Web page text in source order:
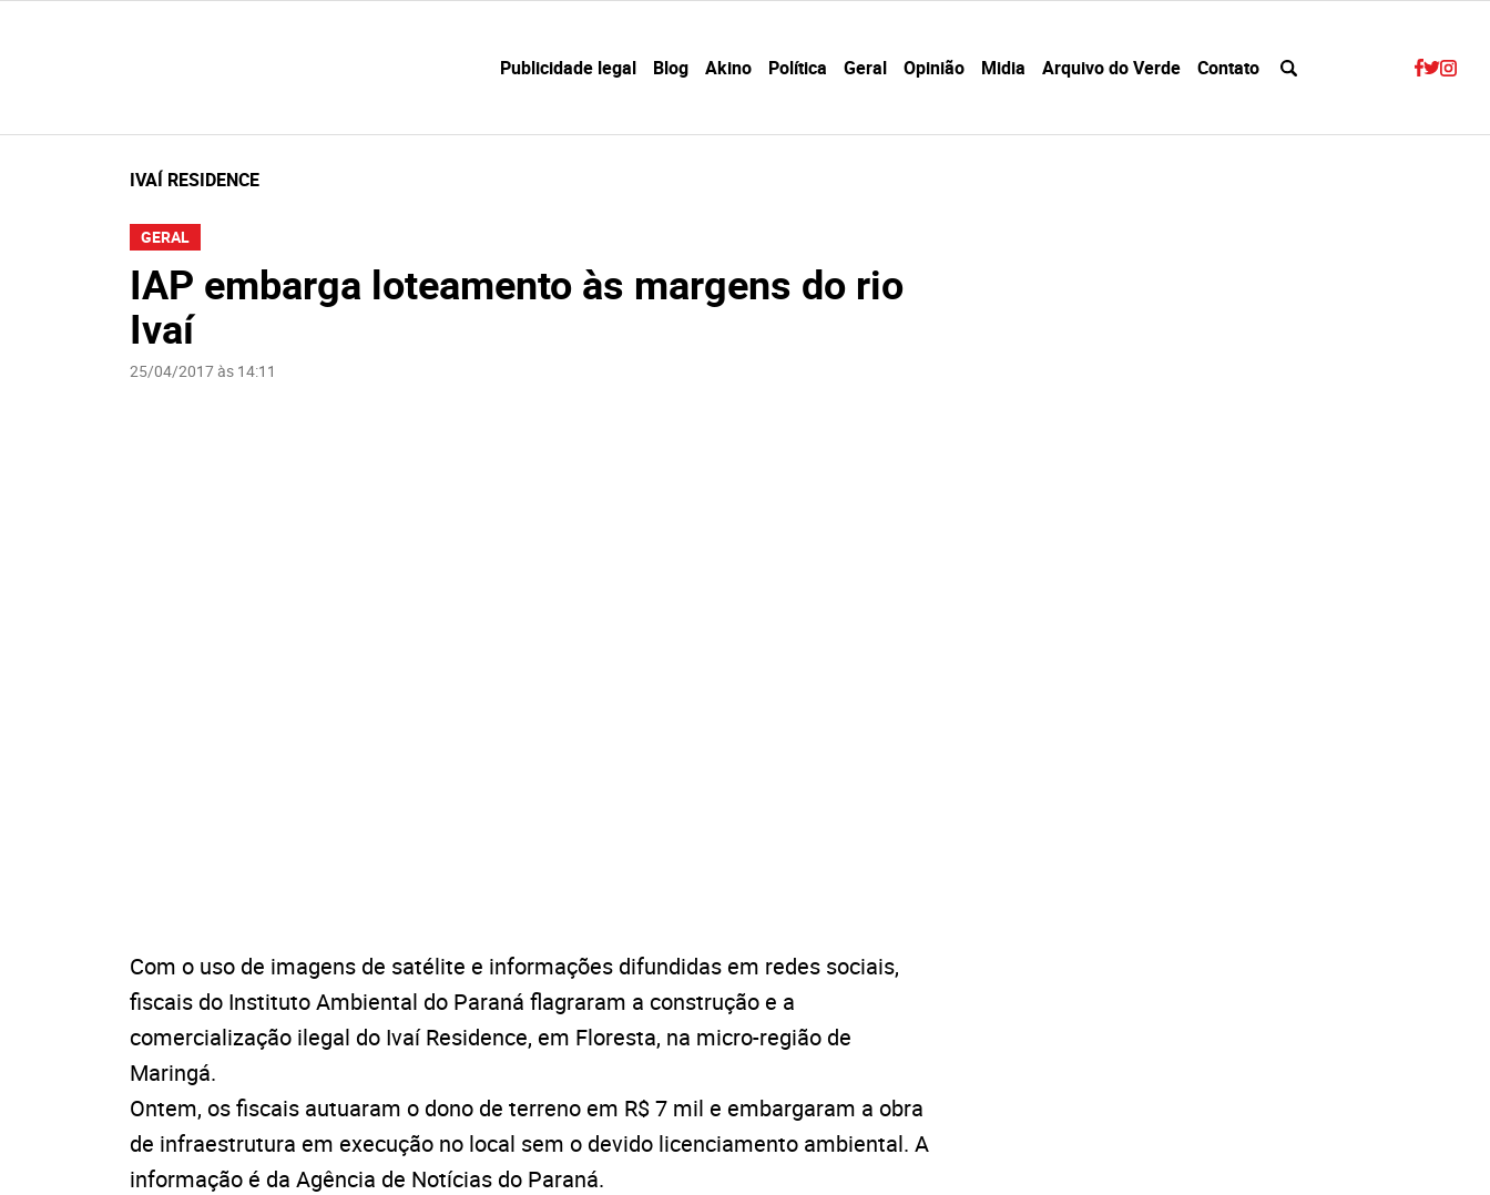
Publicidade legal Blog Akino Política Geral Opinião Midia Arquivo do Verde Contato
IVAÍ RESIDENCE
GERAL
IAP embarga loteamento às margens do rio
Ivaí
25/04/2017 às 14:11
Com o uso de imagens de satélite e informações difundidas em redes sociais,
fiscais do Instituto Ambiental do Paraná flagraram a construção e a
comercialização ilegal do Ivaí Residence, em Floresta, na micro-região de
Maringá.
Ontem, os fiscais autuaram o dono de terreno em R$ 7 mil e embargaram a obra
de infraestrutura em execução no local sem o devido licenciamento ambiental. A
informação é da Agência de Notícias do Paraná.